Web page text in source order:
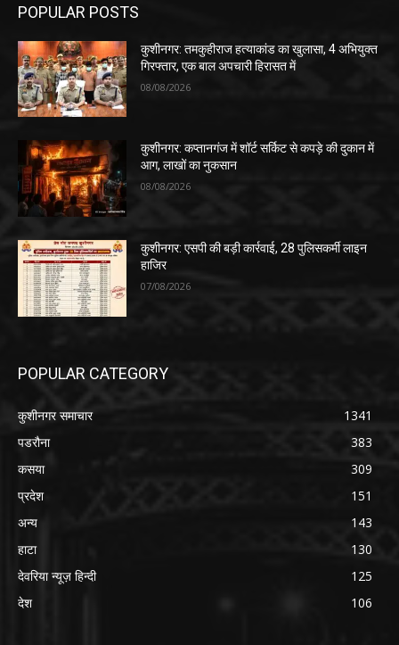
POPULAR POSTS
कुशीनगर: तमकुहीराज हत्याकांड का खुलासा, 4 अभियुक्त
गिरफ्तार, एक बाल अपचारी हिरासत में
08/08/2026
कुशीनगर: कप्तानगंज में शॉर्ट सर्किट से कपड़े की दुकान में
आग, लाखों का नुकसान
08/08/2026
कुशीनगर: एसपी की बड़ी कार्रवाई, 28 पुलिसकर्मी लाइन
हाजिर
07/08/2026
POPULAR CATEGORY
कुशीनगर समाचार
1341
पडरौना
383
कसया
309
प्रदेश
151
अन्य
143
हाटा
130
देवरिया न्यूज़ हिन्दी
125
देश
106